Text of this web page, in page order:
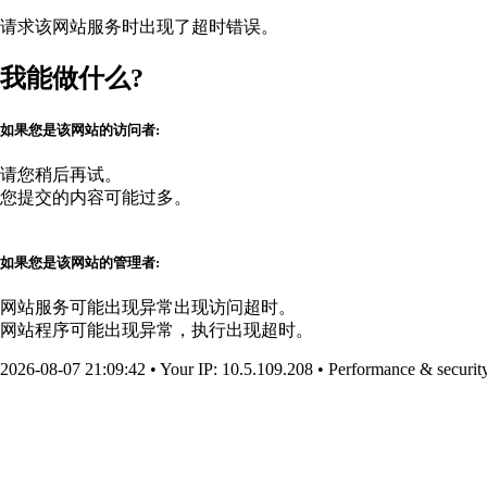
请求该网站服务时出现了超时错误。
我能做什么?
如果您是该网站的访问者:
请您稍后再试。
您提交的内容可能过多。
如果您是该网站的管理者:
网站服务可能出现异常出现访问超时。
网站程序可能出现异常，执行出现超时。
2026-08-07 21:09:42 • Your IP: 10.5.109.208 • Performance &